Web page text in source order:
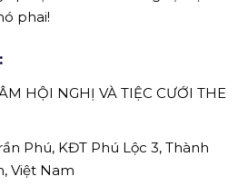
phai!
HỘI NGHỊ VÀ TIỆC CƯỚI THE
Phú, KĐT Phú Lộc 3, Thành
Việt Nam